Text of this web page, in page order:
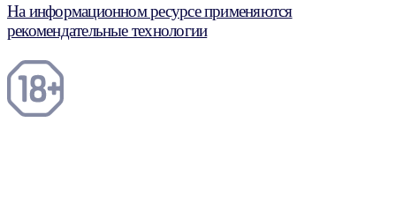
На информационном ресурсе применяются
рекомендательные технологии